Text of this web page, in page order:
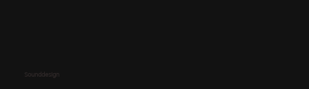
Sounddesign